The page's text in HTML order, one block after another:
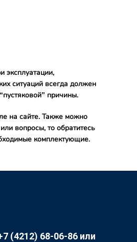
эксплуатации,
ситуаций всегда должен
причины.
на сайте. Также можно
вопросы, то обратитесь
комплектующие.
(4212) 68-06-86 или